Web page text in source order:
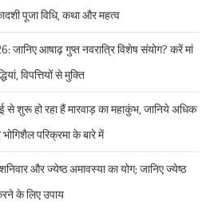
पूजा विधि, कथा और महत्व
आषाढ़ गुप्त नवरात्रि विशेष संयोग? करें मां
विपत्तियों से मुक्ति
शुरू हो रहा हैं मारवाड़ का महाकुंभ, जानिये अधिक
परिक्रमा के बारे में
और ज्येष्ठ अमावस्या का योग; जानिए ज्येष्ठ
के लिए उपाय